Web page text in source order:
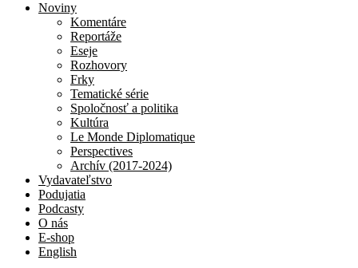
Noviny
Komentáre
Reportáže
Eseje
Rozhovory
Frky
Tematické série
Spoločnosť a politika
Kultúra
Le Monde Diplomatique
Perspectives
Archív (2017-2024)
Vydavateľstvo
Podujatia
Podcasty
O nás
E-shop
English